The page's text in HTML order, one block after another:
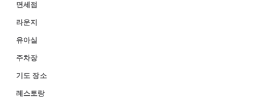
면세점
라운지
유아실
주차장
기도 장소
레스토랑